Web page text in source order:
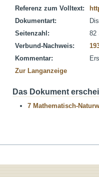
Referenz zum Volltext:
Dokumentart:
Seitenzahl:
82
Verbund-Nachweis:
Kommentar:
Zur Langanzeige
Das Dokument
7 Mathematisch-